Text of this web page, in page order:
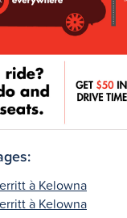
à Kelowna
à Kelowna